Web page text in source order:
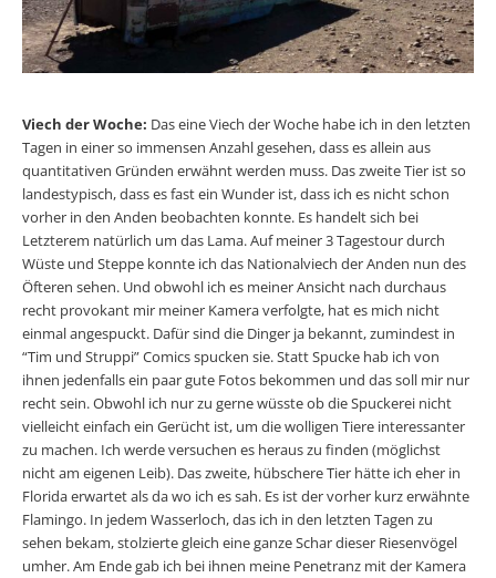
Viech der Woche: Das eine Viech der Woche habe ich in den letzten
Tagen in einer so immensen Anzahl gesehen, dass es allein aus
quantitativen Gründen erwähnt werden muss. Das zweite Tier ist so
landestypisch, dass es fast ein Wunder ist, dass ich es nicht schon
vorher in den Anden beobachten konnte. Es handelt sich bei
Letzterem natürlich um das Lama. Auf meiner 3 Tagestour durch
Wüste und Steppe konnte ich das Nationalviech der Anden nun des
Öfteren sehen. Und obwohl ich es meiner Ansicht nach durchaus
recht provokant mir meiner Kamera verfolgte, hat es mich nicht
einmal angespuckt. Dafür sind die Dinger ja bekannt, zumindest in
“Tim und Struppi” Comics spucken sie. Statt Spucke hab ich von
ihnen jedenfalls ein paar gute Fotos bekommen und das soll mir nur
recht sein. Obwohl ich nur zu gerne wüsste ob die Spuckerei nicht
vielleicht einfach ein Gerücht ist, um die wolligen Tiere interessanter
zu machen. Ich werde versuchen es heraus zu finden (möglichst
nicht am eigenen Leib). Das zweite, hübschere Tier hätte ich eher in
Florida erwartet als da wo ich es sah. Es ist der vorher kurz erwähnte
Flamingo. In jedem Wasserloch, das ich in den letzten Tagen zu
sehen bekam, stolzierte gleich eine ganze Schar dieser Riesenvögel
umher. Am Ende gab ich bei ihnen meine Penetranz mit der Kamera